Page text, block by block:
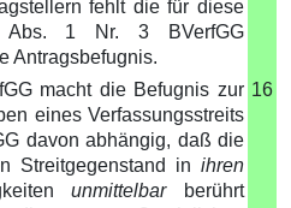
fehlt die für diese
1 Nr. 3 BVerfGG
Antragsbefugnis.
macht die Befugnis zur
eines Verfassungsstreits
davon abhängig, daß die
Streitgegenstand in ihren
unmittelbar
berührt
16